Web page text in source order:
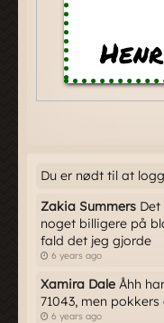
Du er nødt til at
Zakia Summers
noget billigere på
fald det jeg gjorde
6 years ago
Xamira Dale Åhh
71043, men
6 years ago